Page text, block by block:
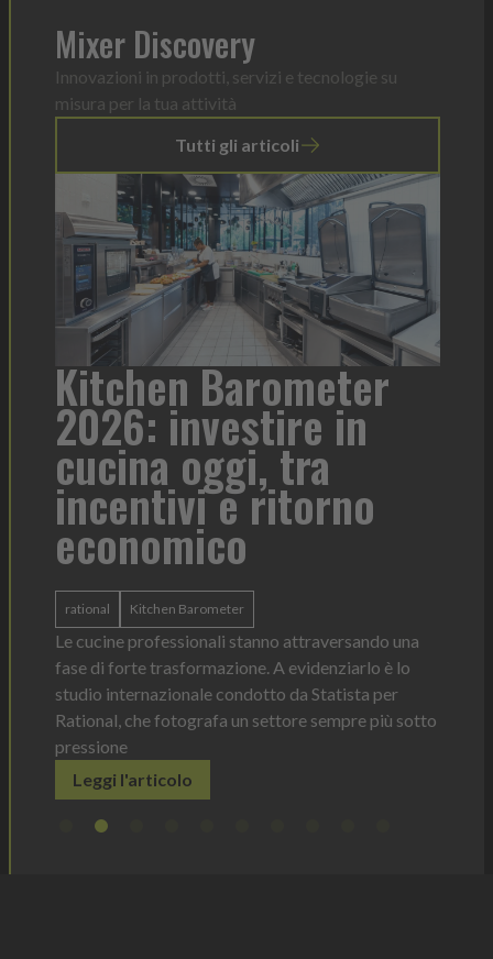
Mixer Discovery
Innovazioni in prodotti, servizi e tecnologie su
misura per la tua attività
Tutti gli articoli
Kitchen Barometer
2026: investire in
cucina oggi, tra
incentivi e ritorno
economico
rational Kitchen Barometer
Le cucine professionali stanno attraversando una
fase di forte trasformazione. A evidenziarlo è lo
studio internazionale condotto da Statista per
Rational, che fotografa un settore sempre più sotto
pressione
Leggi l'articolo